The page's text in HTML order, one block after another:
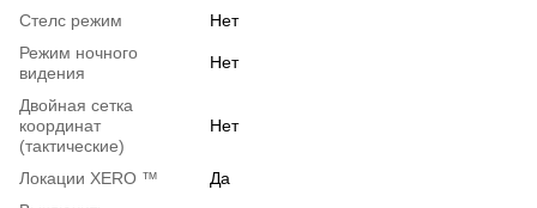
Стелс режим
Нет
Режим ночного
видения
Нет
Двойная сетка
координат
(тактические)
Нет
Локации XERO ™
Да